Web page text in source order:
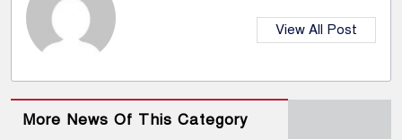
View All Post
More News Of This Category